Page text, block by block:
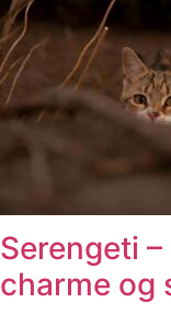
Serengeti
charme og